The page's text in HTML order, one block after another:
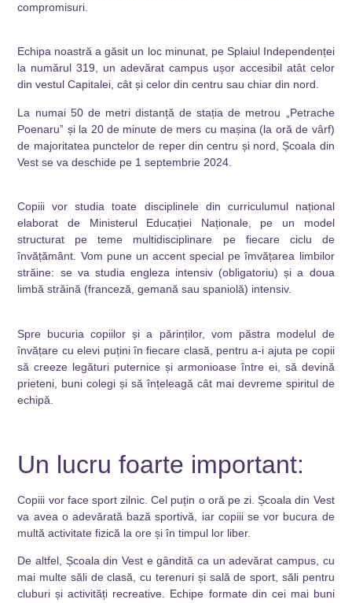
compromisuri.
Echipa noastră a găsit un loc minunat, pe Splaiul Independenței
la numărul 319, un adevărat campus ușor accesibil atât celor
din vestul Capitalei, cât și celor din centru sau chiar din nord.
La numai 50 de metri distanță de stația de metrou „Petrache
Poenaru” și la 20 de minute de mers cu mașina (la oră de vârf)
de majoritatea punctelor de reper din centru și nord, Școala din
Vest se va deschide pe 1 septembrie 2024.
Copiii vor studia toate disciplinele din curriculumul național
elaborat de Ministerul Educației Naționale, pe un model
structurat pe teme multidisciplinare pe fiecare ciclu de
învățământ. Vom pune un accent special pe îmvățarea limbilor
străine: se va studia engleza intensiv (obligatoriu) și a doua
limbă străină (franceză, gemană sau spaniolă) intensiv.
Spre bucuria copiilor și a părinților, vom păstra modelul de
învățare cu elevi puțini în fiecare clasă, pentru a-i ajuta pe copii
să creeze legături puternice și armonioase între ei, să devină
prieteni, buni colegi și să înțeleagă cât mai devreme spiritul de
echipă.
Un lucru foarte important:
Copiii vor face sport zilnic. Cel puțin o oră pe zi. Școala din Vest
va avea o adevărată bază sportivă, iar copiii se vor bucura de
multă activitate fizică la ore și în timpul lor liber.
De altfel, Școala din Vest e gândită ca un adevărat campus, cu
mai multe săli de clasă, cu terenuri și sală de sport, săli pentru
cluburi și activități recreative. Echipe formate din cei mai buni